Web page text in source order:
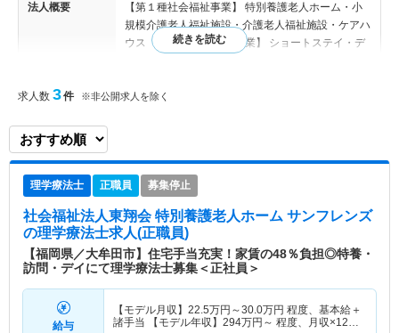
法人概要
【第１種社会福祉事業】 特別養護老人ホーム・小
規模介護老人福祉施設・介護老人福祉施設・ケアハ
ウス 【第２種社会福祉事業】 ショートステイ・デ
度訪問介護・グループホーム・小規模多機能型居宅
居宅介護支援事業・介護予防・相談センター・包括
支援センター 【委託事業等】 介護予防拠点・地域
特色
病院、施設、訪問部門など地域のニーズに合わせた
幅広い医療を提供する東翔会グループにて、施設部
門を運営する法人です。
求人数 3件 ※非公開求人を除く
理学療法士 正職員 募集停止
社会福祉法人東翔会 特別養護老人ホーム サンフレンズ
の理学療法士求人(正職員)
【福岡県／大牟田市】住宅手当充実！家賃の48％負担◎特養・
訪問・デイにて理学療法士募集＜正社員＞
給与
【モデル月収】 22.5万円～30.0万円 程度、基本給＋
諸手当 【モデル年収】 294万円～ 程度、月収×12ヶ